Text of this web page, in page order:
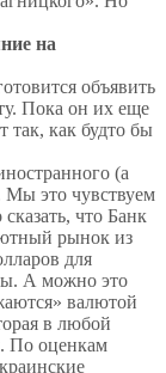
на
объявить
Пока он их еще
так, как будто бы
(а
Мы это чувствуем
что Банк
рынок из
для
А можно это
валютой
в любой
По оценкам